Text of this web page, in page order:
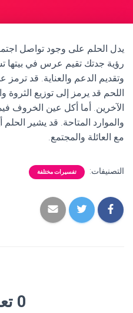
يدل الحلم على وجود تواصل
رؤية جدتك تقيم عرس في بيتها
وتقديم الدعم والعناية. قد ترمز
اللحم قد يرمز إلى توزيع
الآخرين. أما أكل عين الخروف
والموارد المتاحة. قد يشير
مع العائلة والمجتمع.
التصنيفات: تفسيرات مختلفة
0 تعليق